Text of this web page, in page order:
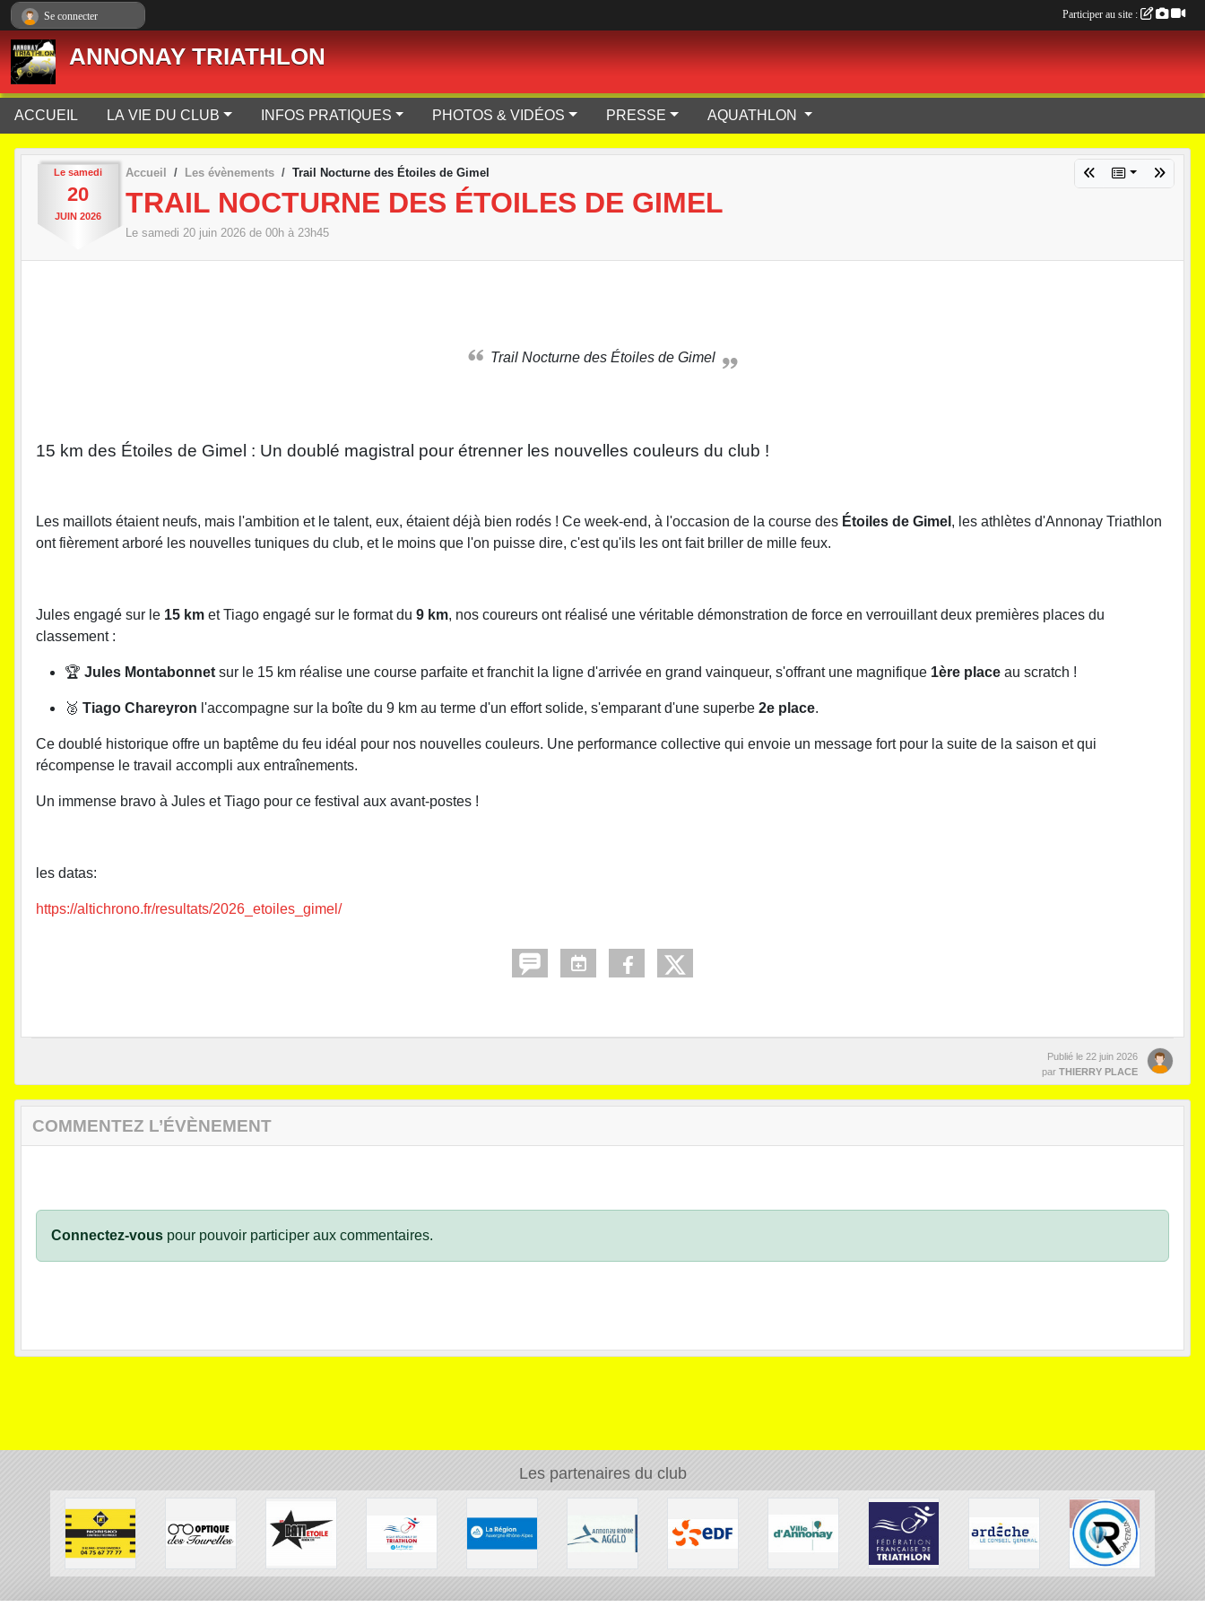
ANNONAY TRIATHLON
ACCUEIL LA VIE DU CLUB INFOS PRATIQUES PHOTOS & VIDÉOS PRESSE AQUATHLON
Le samedi
20
JUIN 2026
Accueil Les évènements Trail Nocturne des Étoiles de Gimel
TRAIL NOCTURNE DES ÉTOILES DE GIMEL
Le samedi 20 juin 2026 de 00h à 23h45
Trail Nocturne des Étoiles de Gimel
15 km des Étoiles de Gimel : Un doublé magistral pour étrenner les nouvelles couleurs du club !
Les maillots étaient neufs, mais l'ambition et le talent, eux, étaient déjà bien rodés ! Ce week-end, à l'occasion de la course des Étoiles de Gimel , les athlètes d'Annonay Triathlon
ont fièrement arboré les nouvelles tuniques du club, et le moins que l'on puisse dire, c'est qu'ils les ont fait briller de mille feux.
Jules engagé sur le 15 km et Tiago engagé sur le format du 9 km, nos coureurs ont réalisé une véritable démonstration de force en verrouillant deux premières places du
classement :
🏆 Jules Montabonnet sur le 15 km réalise une course parfaite et franchit la ligne d'arrivée en grand vainqueur, s'offrant une magnifique 1ère place au scratch !
🥈 Tiago Chareyron l'accompagne sur la boîte du 9 km au terme d'un effort solide, s'emparant d'une superbe 2e place.
Ce doublé historique offre un baptême du feu idéal pour nos nouvelles couleurs. Une performance collective qui envoie un message fort pour la suite de la saison et qui
récompense le travail accompli aux entraînements.
Un immense bravo à Jules et Tiago pour ce festival aux avant-postes !
les datas:
https://altichrono.fr/resultats/2026_etoiles_gimel/
Publié le 22 juin 2026
par THIERRY PLACE
COMMENTEZ L’ÉVÈNEMENT
Connectez-vous pour pouvoir participer aux commentaires.
Les partenaires du club
Se connecter Participer au site :
Panneau de gestion des cookies